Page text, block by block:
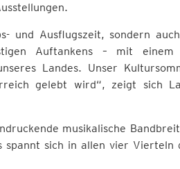
und Ausflugszeit, sondern
Auftankens – mit einem
Landes. Unser
gelebt wird“, zeigt sich
musikalische
spannt sich in allen vier Vierteln